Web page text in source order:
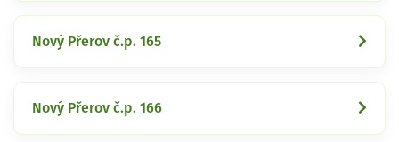
Nový Přerov č.p. 165
Nový Přerov č.p. 166